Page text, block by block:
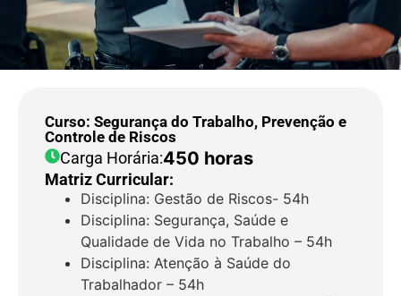
Curso: Segurança do Trabalho, Prevenção e
Controle de Riscos
Carga Horária:450 horas
Matriz Curricular:
Disciplina: Gestão de Riscos- 54h
Disciplina: Segurança, Saúde e
Qualidade de Vida no Trabalho – 54h
Disciplina: Atenção à Saúde do
Trabalhador – 54h